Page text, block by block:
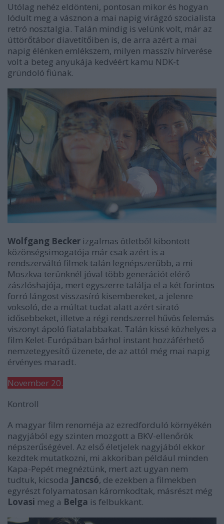
Utólag nehéz eldönteni, pontosan mikor és hogyan
lódult meg a vásznon a mai napig virágzó szocialista
retró nosztalgia. Talán mindig is velünk volt, már az
úttörőtábor diavetítőiben is, de arra azért a mai
napig élénken emlékszem, milyen masszív hírverése
volt a beteg anyukája kedvéért kamu NDK-t
gründoló fiúnak.
Wolfgang Becker izgalmas ötletből kibontott
közönségsimogatója már csak azért is a
rendszerváltó filmek talán legnépszerűbb, a mi
Moszkva terünknél jóval több generációt elérő
zászlóshajója, mert egyszerre találja el a két forintos
forró lángost visszasíró kisembereket, a jelenre
voksoló, de a múltat tudat alatt azért sirató
idősebbeket, illetve a régi rendszerrel hűvös felemás
viszonyt ápoló fiatalabbakat. Talán kissé közhelyes a
film Kelet-Európában bárhol instant hozzáférhető
nemzetegyesítő üzenete, de az attól még mai napig
érvényes maradt.
November 20.
Kontroll
A magyar film renoméja az ezredforduló környékén
nagyjából egy szinten mozgott a BKV-ellenőrök
népszerűségével. Az első életjelek nagyjából ekkor
kezdtek mutatkozni, mi akkoriban például minden
Kapa-Pepét megnéztünk, mert azt ugyan nem
tudtuk, kicsoda Jancsó, de ezekben a filmekben
egyrészt folyamatosan káromkodtak, másrészt még
Lovasi meg a Belga is felbukkant.